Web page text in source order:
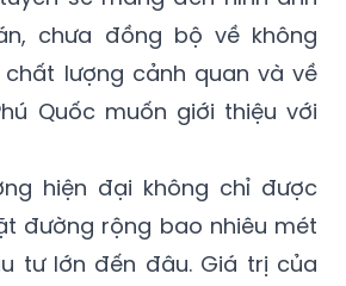
chưa đồng bộ về không
lượng cảnh quan và về
Quốc muốn giới thiệu với
hiện đại không chỉ được
đường rộng bao nhiêu mét
tư lớn đến đâu. Giá trị của